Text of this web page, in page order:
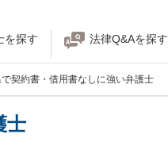
を探す 法律Q&Aを探す
契約書・借用書なしに強い弁護士
士